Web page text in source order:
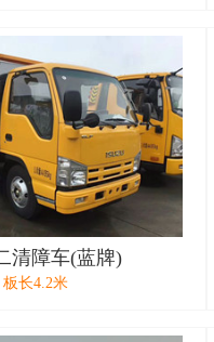
清障车(蓝牌)
长4.2米